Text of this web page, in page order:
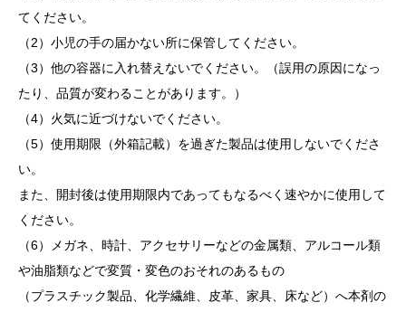
てください。
（2）小児の手の届かない所に保管してください。
（3）他の容器に入れ替えないでください。（誤用の原因になっ
たり、品質が変わることがあります。）
（4）火気に近づけないでください。
（5）使用期限（外箱記載）を過ぎた製品は使用しないでくださ
い。
また、開封後は使用期限内であってもなるべく速やかに使用して
ください。
（6）メガネ、時計、アクセサリーなどの金属類、アルコール類
や油脂類などで変質・変色のおそれのあるもの
（プラスチック製品、化学繊維、皮革、家具、床など）へ本剤の